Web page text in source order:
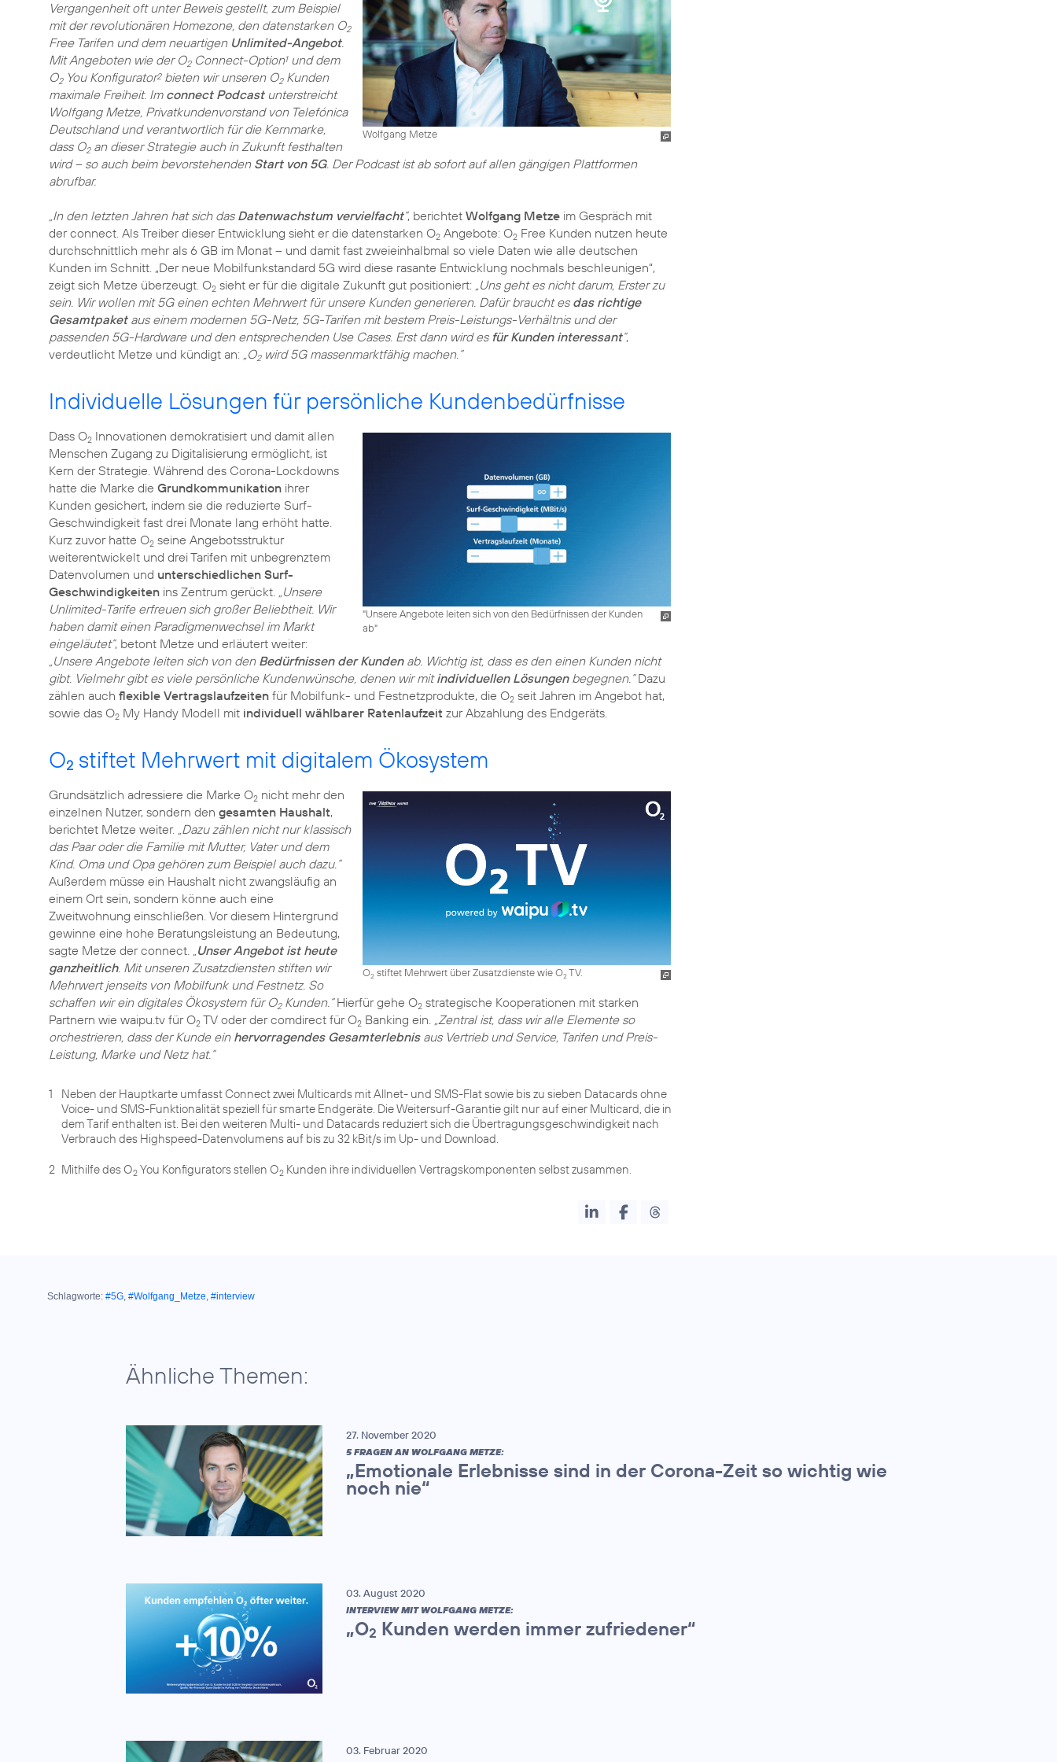
Wolfgang Metze
Vergangenheit oft unter Beweis gestellt, zum Beispiel
mit der revolutionären Homezone, den datenstarken O2
Free Tarifen und dem neuartigen Unlimited-Angebot.
Mit Angeboten wie der O2Connect-Option1und dem
O2You Konfigurator2bieten wir unseren O2Kunden
maximale Freiheit. Im connect Podcastunterstreicht
Wolfgang Metze, Privatkundenvorstand von Telefónica
Deutschland und verantwortlich für die Kernmarke,
dass O2an dieser Strategie auch in Zukunft festhalten
wird – so auch beim bevorstehenden Start von 5G. Der Podcast ist ab sofort auf allen gängigen Plattformen
abrufbar.
„In den letzten Jahren hat sich das Datenwachstum vervielfacht“, berichtet Wolfgang Metze im Gespräch mit
der connect. Als Treiber dieser Entwicklung sieht er die datenstarken O2 Angebote: O2 Free Kunden nutzen heute
durchschnittlich mehr als 6 GB im Monat – und damit fast zweieinhalbmal so viele Daten wie alle deutschen
Kunden im Schnitt. „Der neue Mobilfunkstandard 5G wird diese rasante Entwicklung nochmals beschleunigen“,
zeigt sich Metze überzeugt. O2 sieht er für die digitale Zukunft gut positioniert: „Uns geht es nicht darum, Erster zu
sein. Wir wollen mit 5G einen echten Mehrwert für unsere Kunden generieren. Dafür braucht es das richtige
Gesamtpaketaus einem modernen 5G-Netz, 5G-Tarifen mit bestem Preis-Leistungs-Verhältnis und der
passenden 5G-Hardware und den entsprechenden Use Cases. Erst dann wird es für Kunden interessant“,
verdeutlicht Metze und kündigt an: „O2wird 5G massenmarktfähig machen.“
Individuelle Lösungen für persönliche Kundenbedürfnisse
"Unsere Angebote leiten sich von den Bedürfnissen der Kunden
ab"
Dass O2 Innovationen demokratisiert und damit allen
Menschen Zugang zu Digitalisierung ermöglicht, ist
Kern der Strategie. Während des Corona-Lockdowns
hatte die Marke die Grundkommunikation ihrer
Kunden gesichert, indem sie die reduzierte Surf-
Geschwindigkeit fast drei Monate lang erhöht hatte.
Kurz zuvor hatte O2 seine Angebotsstruktur
weiterentwickelt und drei Tarifen mit unbegrenztem
Datenvolumen und unterschiedlichen Surf-
Geschwindigkeiten ins Zentrum gerückt. „Unsere
Unlimited-Tarife erfreuen sich großer Beliebtheit. Wir
haben damit einen Paradigmenwechsel im Markt
eingeläutet“, betont Metze und erläutert weiter:
„Unsere Angebote leiten sich von den Bedürfnissen der Kundenab. Wichtig ist, dass es den einen Kunden nicht
gibt. Vielmehr gibt es viele persönliche Kundenwünsche, denen wir mitindividuellen Lösungenbegegnen.“Dazu
zählen auch flexible Vertragslaufzeiten für Mobilfunk- und Festnetzprodukte, die O2 seit Jahren im Angebot hat,
sowie das O2 My Handy Modell mit individuell wählbarer Ratenlaufzeit
O2 stiftet Mehrwert mit digitalem Ökosystem
O2stiftet Mehrwert über Zusatzdienste wie O2TV.
Grundsätzlich adressiere die Marke O2 nicht mehr den
einzelnen Nutzer, sondern den gesamten Haushalt,
berichtet Metze weiter. „Dazu zählen nicht nur klassisch
das Paar oder die Familie mit Mutter, Vater und dem
Kind. Oma und Opa gehören zum Beispiel auch dazu.“
Außerdem müsse ein Haushalt nicht zwangsläufig an
einem Ort sein, sondern könne auch eine
Zweitwohnung einschließen. Vor diesem Hintergrund
gewinne eine hohe Beratungsleistung an Bedeutung,
sagte Metze der connect. „Unser Angebot ist heute
ganzheitlich. Mit unseren Zusatzdiensten stiften wir
Mehrwert jenseits von Mobilfunk und Festnetz. So
schaffen wir ein digitales Ökosystem für O2Kunden.“Hierfür gehe O2 strategische Kooperationen mit starken
Partnern wie waipu.tv für O2 TV oder der comdirect für O2 Banking ein. „Zentral ist, dass wir alle Elemente so
orchestrieren, dass der Kunde ein hervorragendes Gesamterlebnisaus Vertrieb und Service, Tarifen und Preis-
Leistung, Marke und Netz hat.“
1
Neben der Hauptkarte umfasst Connect zwei Multicards mit Allnet- und SMS-Flat sowie bis zu sieben Datacards ohne
Voice- und SMS-Funktionalität speziell für smarte Endgeräte. Die Weitersurf-Garantie gilt nur auf einer Multicard, die in
dem Tarif enthalten ist. Bei den weiteren Multi- und Datacards reduziert sich die Übertragungsgeschwindigkeit nach
Verbrauch des Highspeed-Datenvolumens auf bis zu 32 kBit/s im Up- und Download.
2 Mithilfe des O2 You Konfigurators stellen O2 Kunden ihre individuellen Vertragskomponenten selbst zusammen.
Schlagworte: #5G, #Wolfgang_Metze, #interview
Ähnliche Themen:
27. November 2020
5 FRAGEN AN WOLFGANG METZE:
„Emotionale Erlebnisse sind in der Corona-Zeit so wichtig wie
noch nie“
03. August 2020
INTERVIEW MIT WOLFGANG METZE:
„O2 Kunden werden immer zufriedener“
03. Februar 2020